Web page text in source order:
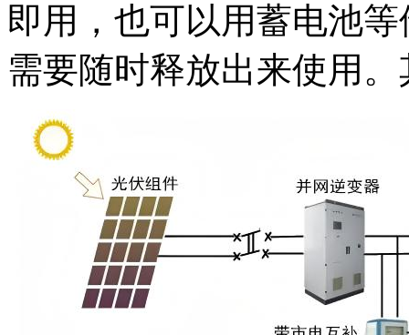
即用，也可以用蓄电池
需要随时释放出来使用